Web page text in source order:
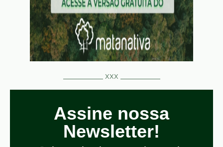
__________ xxx __________
Assine nossa
Newsletter!